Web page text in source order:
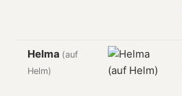
Helma (auf
Helm)